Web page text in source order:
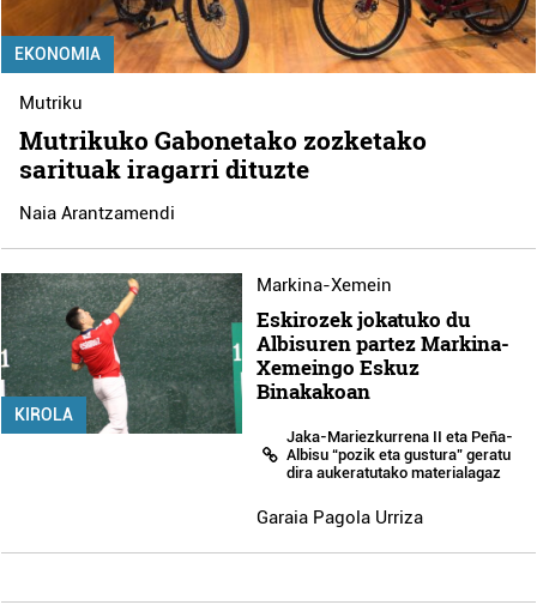
EKONOMIA
Mutriku
Mutrikuko Gabonetako zozketako
sarituak iragarri dituzte
Naia Arantzamendi
KIROLA
Markina-Xemein
Eskirozek jokatuko du
Albisuren partez Markina-
Xemeingo Eskuz
Binakakoan
Jaka-Mariezkurrena II eta Peña-
Albisu “pozik eta gustura” geratu
dira aukeratutako materialagaz
Garaia Pagola Urriza